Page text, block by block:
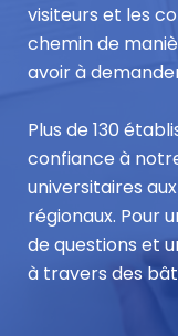
visiteurs et les
chemin de
avoir à
Plus de 130
confiance à
universitaires
régionaux. Pour
de questions et
à travers des